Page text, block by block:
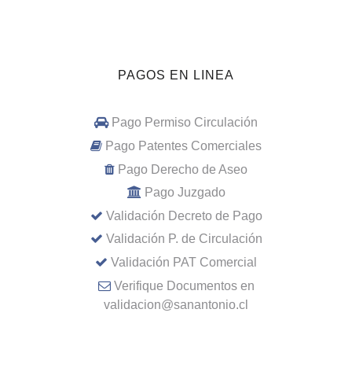
PAGOS EN LINEA
Pago Permiso Circulación
Pago Patentes Comerciales
Pago Derecho de Aseo
Pago Juzgado
Validación Decreto de Pago
Validación P. de Circulación
Validación PAT Comercial
Verifique Documentos en
validacion@sanantonio.cl